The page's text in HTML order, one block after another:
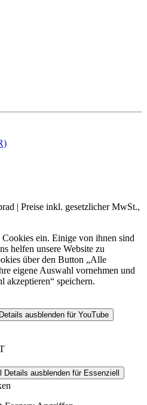
| Preise inkl. gesetzlicher MwSt.,
Cookies ein. Einige von ihnen sind
helfen unsere Website zu
über den Button „Alle
eigene Auswahl vornehmen und
akzeptieren“ speichern.
Details ausblenden für YouTube
Details ausblenden für Essenziell